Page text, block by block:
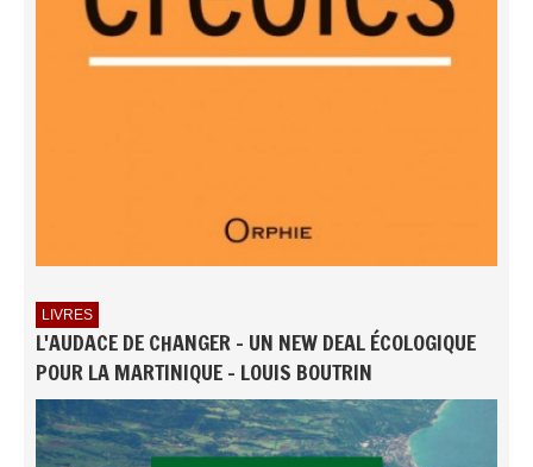
LIVRES
L'AUDACE DE CHANGER - UN NEW DEAL ÉCOLOGIQUE
POUR LA MARTINIQUE - LOUIS BOUTRIN